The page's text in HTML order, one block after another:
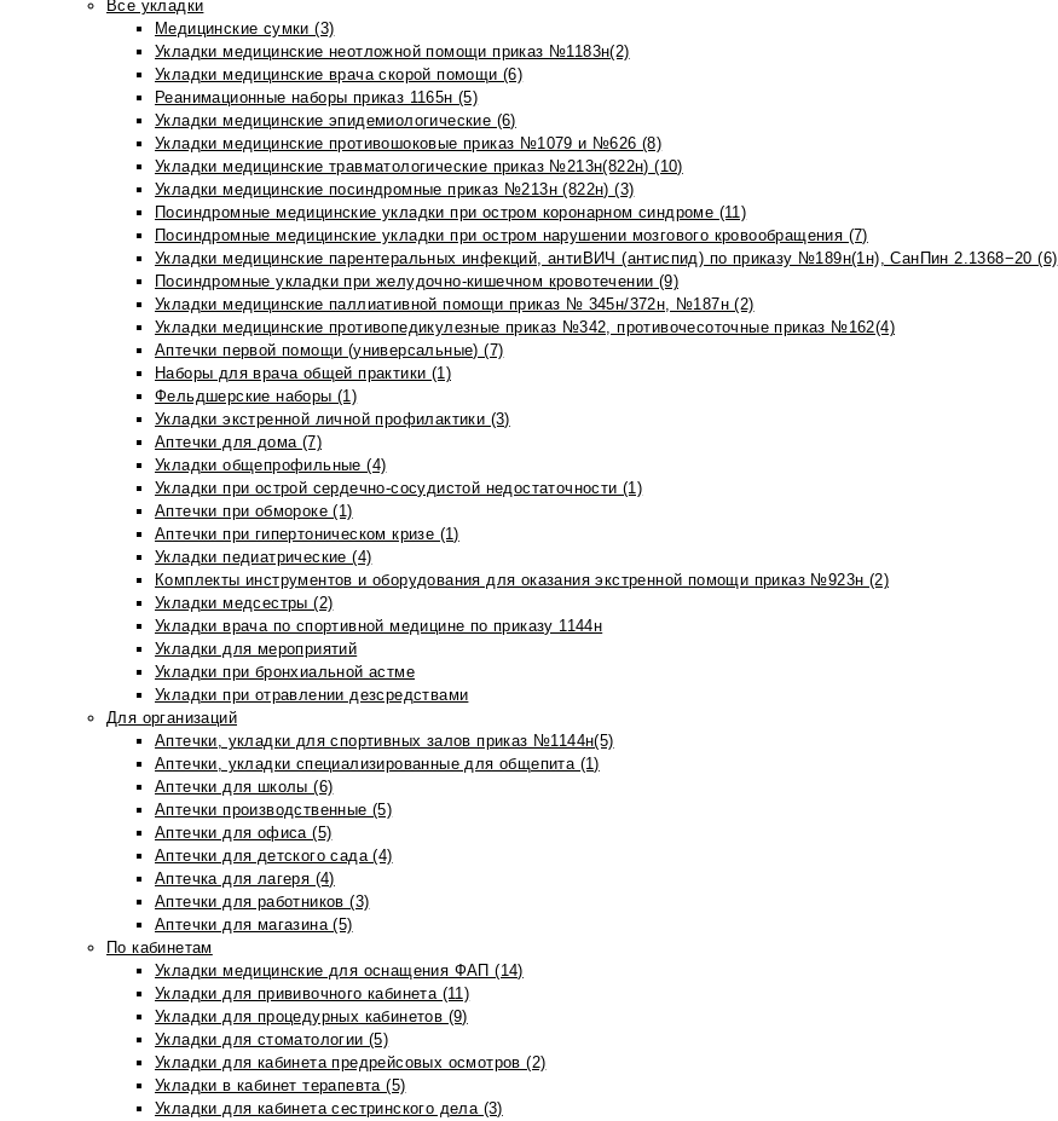
Все укладки
Медицинские сумки (3)
Укладки медицинские неотложной помощи приказ №1183н(2)
Укладки медицинские врача скорой помощи (6)
Реанимационные наборы приказ 1165н (5)
Укладки медицинские эпидемиологические (6)
Укладки медицинские противошоковые приказ №1079 и №626 (8)
Укладки медицинские травматологические приказ №213н(822н) (10)
Укладки медицинские посиндромные приказ №213н (822н) (3)
Посиндромные медицинские укладки при остром коронарном синдроме (11)
Посиндромные медицинские укладки при остром нарушении мозгового кровообращения (7)
Укладки медицинские парентеральных инфекций, антиВИЧ (антиспид) по приказу №189н(1н), СанПин 2.1368−20 (6)
Посиндромные укладки при желудочно-кишечном кровотечении (9)
Укладки медицинские паллиативной помощи приказ № 345н/372н, №187н (2)
Укладки медицинские противопедикулезные приказ №342, противочесоточные приказ №162(4)
Аптечки первой помощи (универсальные) (7)
Наборы для врача общей практики (1)
Фельдшерские наборы (1)
Укладки экстренной личной профилактики (3)
Аптечки для дома (7)
Укладки общепрофильные (4)
Укладки при острой сердечно-сосудистой недостаточности (1)
Аптечки при обмороке (1)
Аптечки при гипертоническом кризе (1)
Укладки педиатрические (4)
Комплекты инструментов и оборудования для оказания экстренной помощи приказ №923н (2)
Укладки медсестры (2)
Укладки врача по спортивной медицине по приказу 1144н
Укладки для мероприятий
Укладки при бронхиальной астме
Укладки при отравлении дезсредствами
Для организаций
Аптечки, укладки для спортивных залов приказ №1144н(5)
Аптечки, укладки специализированные для общепита (1)
Аптечки для школы (6)
Аптечки производственные (5)
Аптечки для офиса (5)
Аптечки для детского сада (4)
Аптечка для лагеря (4)
Аптечки для работников (3)
Аптечки для магазина (5)
По кабинетам
Укладки медицинские для оснащения ФАП (14)
Укладки для прививочного кабинета (11)
Укладки для процедурных кабинетов (9)
Укладки для стоматологии (5)
Укладки для кабинета предрейсовых осмотров (2)
Укладки в кабинет терапевта (5)
Укладки для кабинета сестринского дела (3)